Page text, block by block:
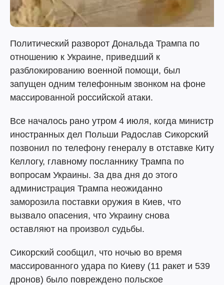
Политический разворот Дональда Трампа по
отношению к Украине, приведший к
разблокированию военной помощи, был
запущен одним телефонным звонком на фоне
массированной российской атаки.
Все началось рано утром 4 июля, когда министр
иностранных дел Польши Радослав Сикорский
позвонил по телефону генералу в отставке Киту
Келлогу, главному посланнику Трампа по
вопросам Украины. За два дня до этого
администрация Трампа неожиданно
заморозила поставки оружия в Киев, что
вызвало опасения, что Украину снова
оставляют на произвол судьбы.
Сикорский сообщил, что ночью во время
массированного удара по Киеву (11 ракет и 539
дронов) было повреждено польское